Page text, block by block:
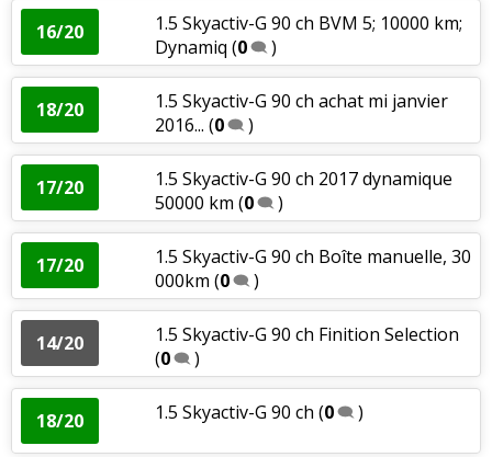
16/20
1.5 Skyactiv-G 90 ch BVM 5; 10000 km;
Dynamiq (0 )
18/20
1.5 Skyactiv-G 90 ch achat mi janvier
2016... (0 )
17/20
1.5 Skyactiv-G 90 ch 2017 dynamique
50000 km (0 )
17/20
1.5 Skyactiv-G 90 ch Boîte manuelle, 30
000km (0 )
14/20
1.5 Skyactiv-G 90 ch Finition Selection
(0 )
18/20 1.5 Skyactiv-G 90 ch (0 )